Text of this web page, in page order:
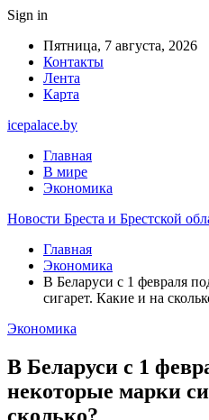
Sign in
Пятница, 7 августа, 2026
Контакты
Лента
Карта
icepalace.by
Главная
В мире
Экономика
Новости Бреста и Брестской
Главная
Экономика
В Беларуси с 1 февраля
сигарет. Какие и на
Экономика
В Беларуси с 1
некоторые марки